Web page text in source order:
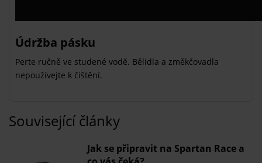
Údržba pásku
Perte ručně ve studené vodě. Bělidla a změkčovadla
nepoužívejte k čištění.
Související články
Jak se připravit na Spartan Race a